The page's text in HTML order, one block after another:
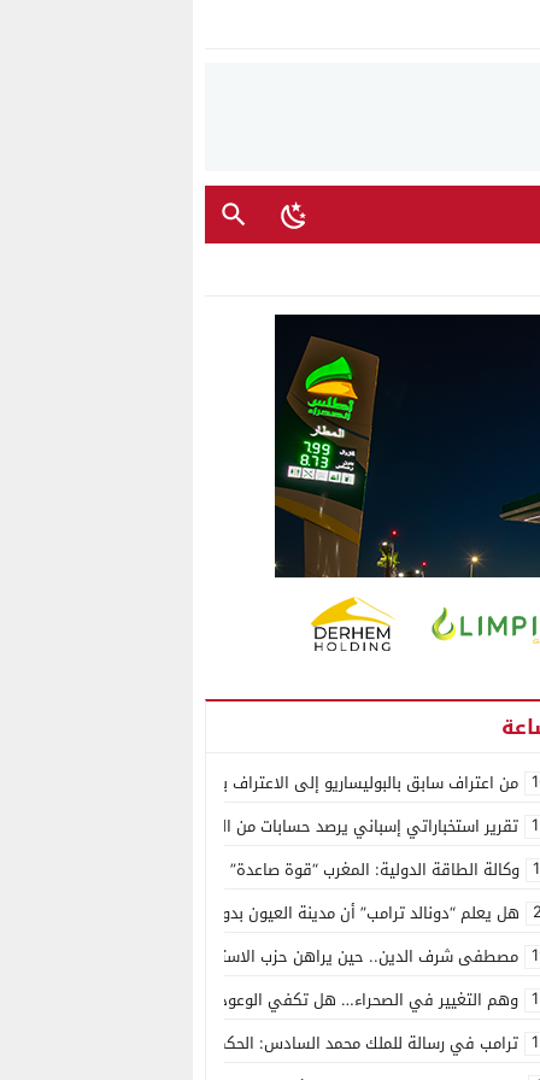
من اعتراف سابق بالبوليساريو إلى الاعتراف بسيادة المغرب على الصحراء..
تقرير استخباراتي إسباني يرصد حسابات من الجزائر وأرقاما بـ”213+” ضمن حملة رقمية منظمة حرّضت على اقتحام سبتة
وكالة الطاقة الدولية: المغرب “قوة صاعدة” في سوق المعادن الاستراتيجية
هل يعلم “دونالد ترامب” أن مدينة العيون بدون ماء؟
مصطفى شرف الدين.. حين يراهن حزب الاستقلال على الكفاءة ويمنح الشباب
وهم التغيير في الصحراء… هل تكفي الوعود الفارغة لصناعة الواقع؟
ترامب في رسالة للملك محمد السادس: الحكم الذاتي هو الأساس الوحيد لحل